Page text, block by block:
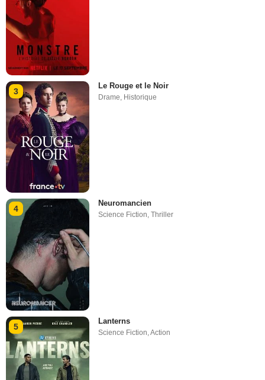
3
Le Rouge et le Noir
Drame, Historique
4
Neuromancien
Science Fiction,Thriller
5
Lanterns
Science Fiction ,Action